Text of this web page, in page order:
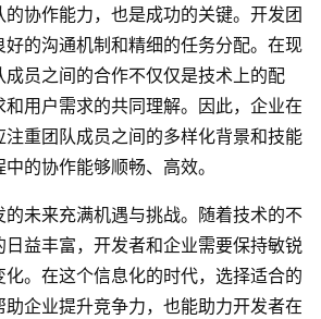
协作能力，也是成功的关键。开发团
的沟通机制和精细的任务分配。在现
员之间的合作不仅仅是技术上的配
用户需求的共同理解。因此，企业在
重团队成员之间的多样化背景和技能
的协作能够顺畅、高效。
未来充满机遇与挑战。随着技术的不
益丰富，开发者和企业需要保持敏锐
。在这个信息化的时代，选择适合的
企业提升竞争力，也能助力开发者在